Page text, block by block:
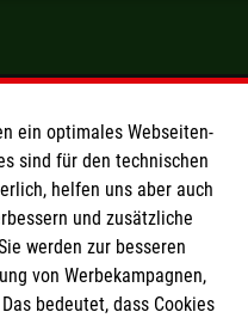
ein optimales Webseiten-
sind für den technischen
helfen uns aber auch
und zusätzliche
werden zur besseren
von Werbekampagnen,
bedeutet, dass Cookies